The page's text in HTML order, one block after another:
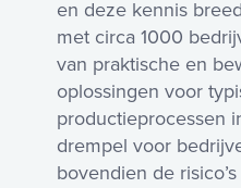
en deze kennis
met circa 1000
van praktische en
oplossingen voor
productieprocessen
drempel voor
bovendien de